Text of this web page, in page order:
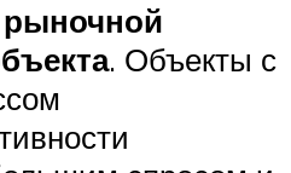
. Объекты с